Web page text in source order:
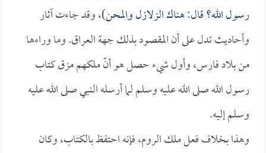
رسول الله؟ قال: هناك الزلازل والمحن)، وقد جاءت آثار
وأحاديث تدل على أن المقصود بذلك جهة العراق. وما وراءها
من بلاد فارس، وأول شيء حصل هو أنّ ملكهم مزق كتاب
رسول الله صلى الله عليه وسلم لما أرسله النبي صلى الله عليه
وسلم إليه.
وهذا بخلاف فعل ملك الروم، فإنه احتفظ بالكتاب، وكان